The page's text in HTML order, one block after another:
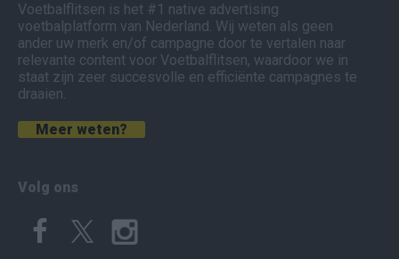
Voetbalflitsen is het #1 native advertising
voetbalplatform van Nederland. Wij weten als geen
ander uw merk en/of campagne door te vertalen naar
relevante content voor Voetbalflitsen, waardoor we in
staat zijn zeer succesvolle en efficiënte campagnes te
draaien.
Meer weten?
Volg ons